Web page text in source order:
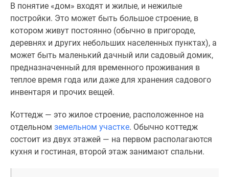
Подмосковья
Студии
комнатные
комнатные
Квартиры
карте
Ипотечный
В понятие «дом» входят и жилые, и нежилые
постройки. Это может быть большое строение, в
котором живут постоянно (обычно в пригороде,
деревнях и других небольших населенных пунктах), а
может быть маленький дачный или садовый домик,
предназначенный для временного проживания в
теплое время года или даже для хранения садового
инвентаря и прочих вещей.
Коттедж — это жилое строение, расположенное на
отдельном земельном участке. Обычно коттедж
состоит из двух этажей — на первом располагаются
кухня и гостиная, второй этаж занимают спальни.